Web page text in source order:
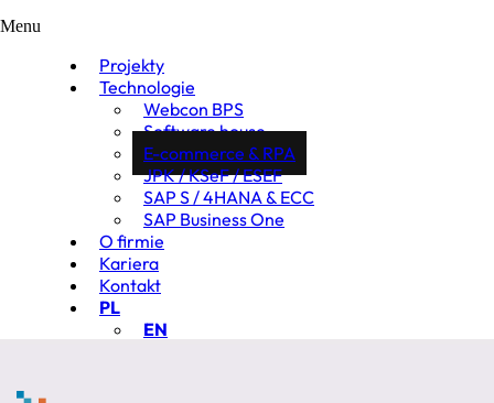
Menu
Projekty
Technologie
Webcon BPS
Software house
E-commerce & RPA
JPK / KSeF / ESEF
SAP S / 4HANA & ECC
SAP Business One
O firmie
Kariera
Kontakt
PL
EN